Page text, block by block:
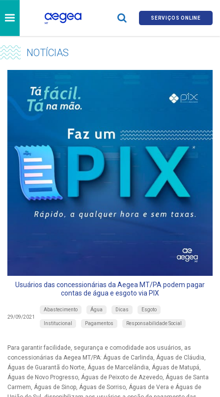
SERVIÇOS ONLINE
NOTÍCIAS
Usuários das concessionárias da Aegea MT/PA podem pagar
contas de água e esgoto via PIX
29/09/2021
Abastecimento Água Dicas Esgoto
Institucional Pagamentos Responsabilidade Social
Para garantir facilidade, segurança e comodidade aos usuários, as
concessionárias da Aegea MT/PA: Águas de Carlinda, Águas de Cláudia,
Águas de Guarantã do Norte, Águas de Marcelândia, Águas de Matupá,
Águas de Novo Progresso, Águas de Peixoto de Azevedo, Águas de Santa
Carmem, Águas de Sinop, Águas de Sorriso, Águas de Vera e Águas de